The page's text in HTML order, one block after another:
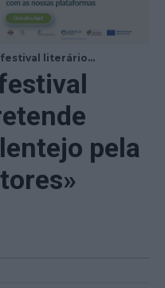
festival literário...
pela